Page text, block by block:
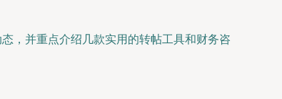
，并重点介绍几款实用的转帖工具和财务咨